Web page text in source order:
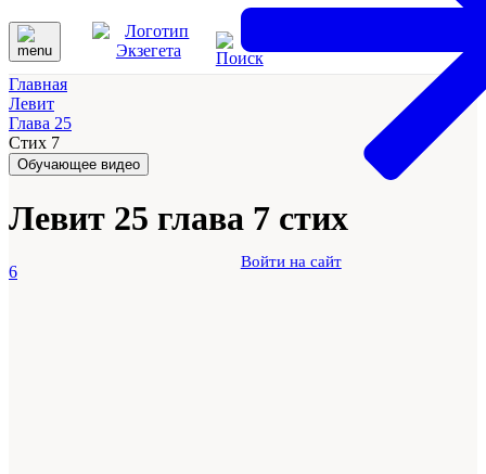
Войти на сайт
Главная
Левит
Глава 25
Стих 7
Обучающее видео
Левит 25 глава 7 стих
6